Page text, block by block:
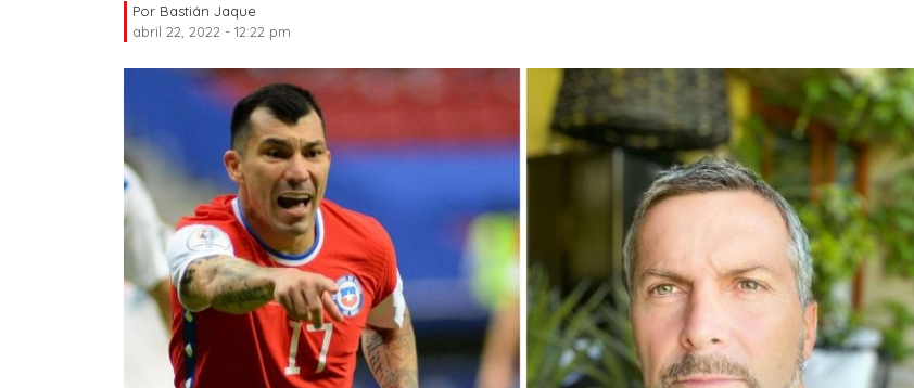
Por Bastián Jaque
abril 22, 2022 - 12:22 pm